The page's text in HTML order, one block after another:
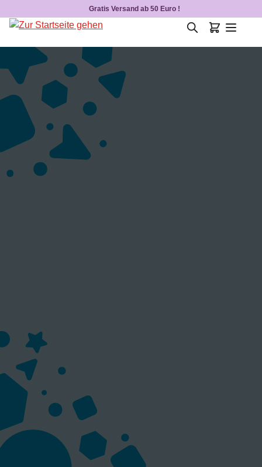
Zum Hauptinhalt springenGratis Versand ab 50 Euro !